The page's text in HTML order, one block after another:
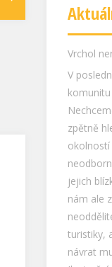
Vrchol
V
zpětně
jejich
nám ale
turistiky,
návrat